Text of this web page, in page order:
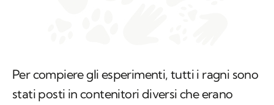
Per compiere gli esperimenti, tutti i ragni sono
stati posti in contenitori diversi che erano